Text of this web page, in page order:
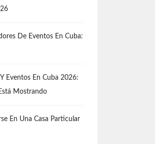
De Eventos En Cuba:
Eventos En Cuba 2026:
Mostrando
En Una Casa Particular